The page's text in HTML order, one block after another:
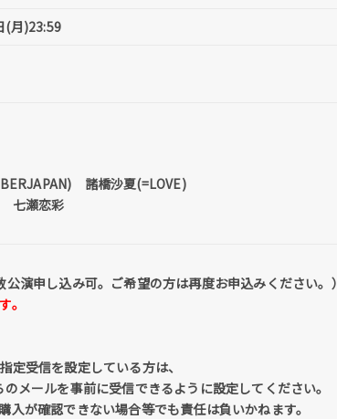
(月)23:59
諸橋沙夏(=LOVE)
七瀬恋彩
演申し込み可。ご希望の方は再度お申込みください。）
。
受信を設定している方は、
ールを事前に受信できるように設定してください。
入が確認できない場合等でも責任は負いかねます。